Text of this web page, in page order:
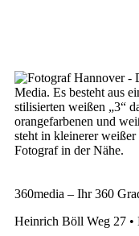
360media – Ihr 360
Heinrich Böll Weg 27 •